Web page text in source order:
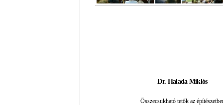
Dr. Halada Miklós
Összecsukható tetők az